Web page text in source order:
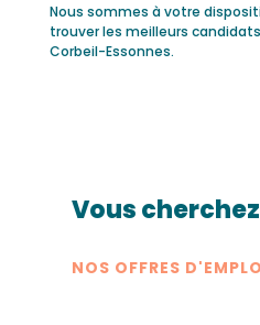
Nous sommes à votre
trouver les meilleurs
Corbeil-Essonnes.
Vous
NOS OFFRES